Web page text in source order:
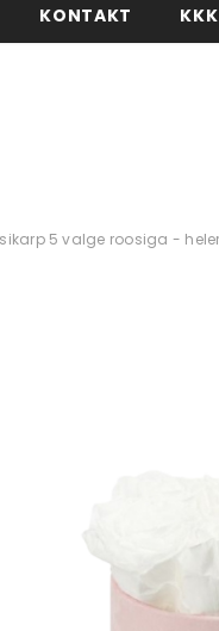
KONTAKT KKK
5 valge roosiga -